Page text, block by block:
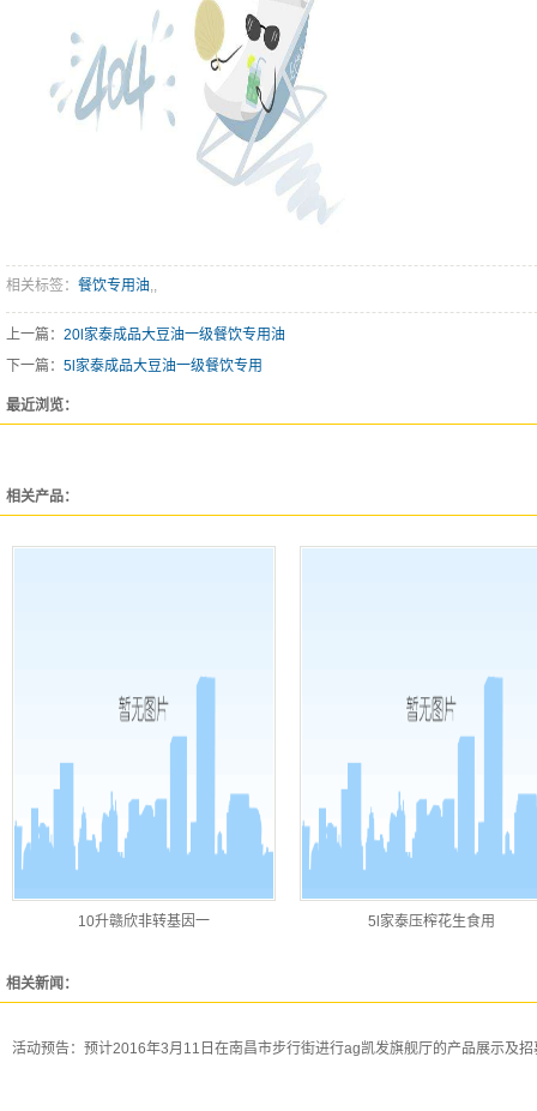
相关标签： 餐饮专用油,,
上一篇： 20l家泰成品大豆油一级餐饮专用油
下一篇： 5l家泰成品大豆油一级餐饮专用
最近浏览：
相关产品：
10升赣欣非转基因一 5l家泰压榨花生食用
相关新闻：
活动预告：预计2016年3月11日在南昌市步行街进行ag凯发旗舰厅的产品展示及